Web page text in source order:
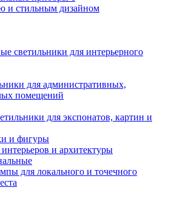
и стильным дизайном
светильники для интерьерного
для административных,
помещений
для экспонатов, картин и
и фигуры
и архитектуры
для локального и точечного